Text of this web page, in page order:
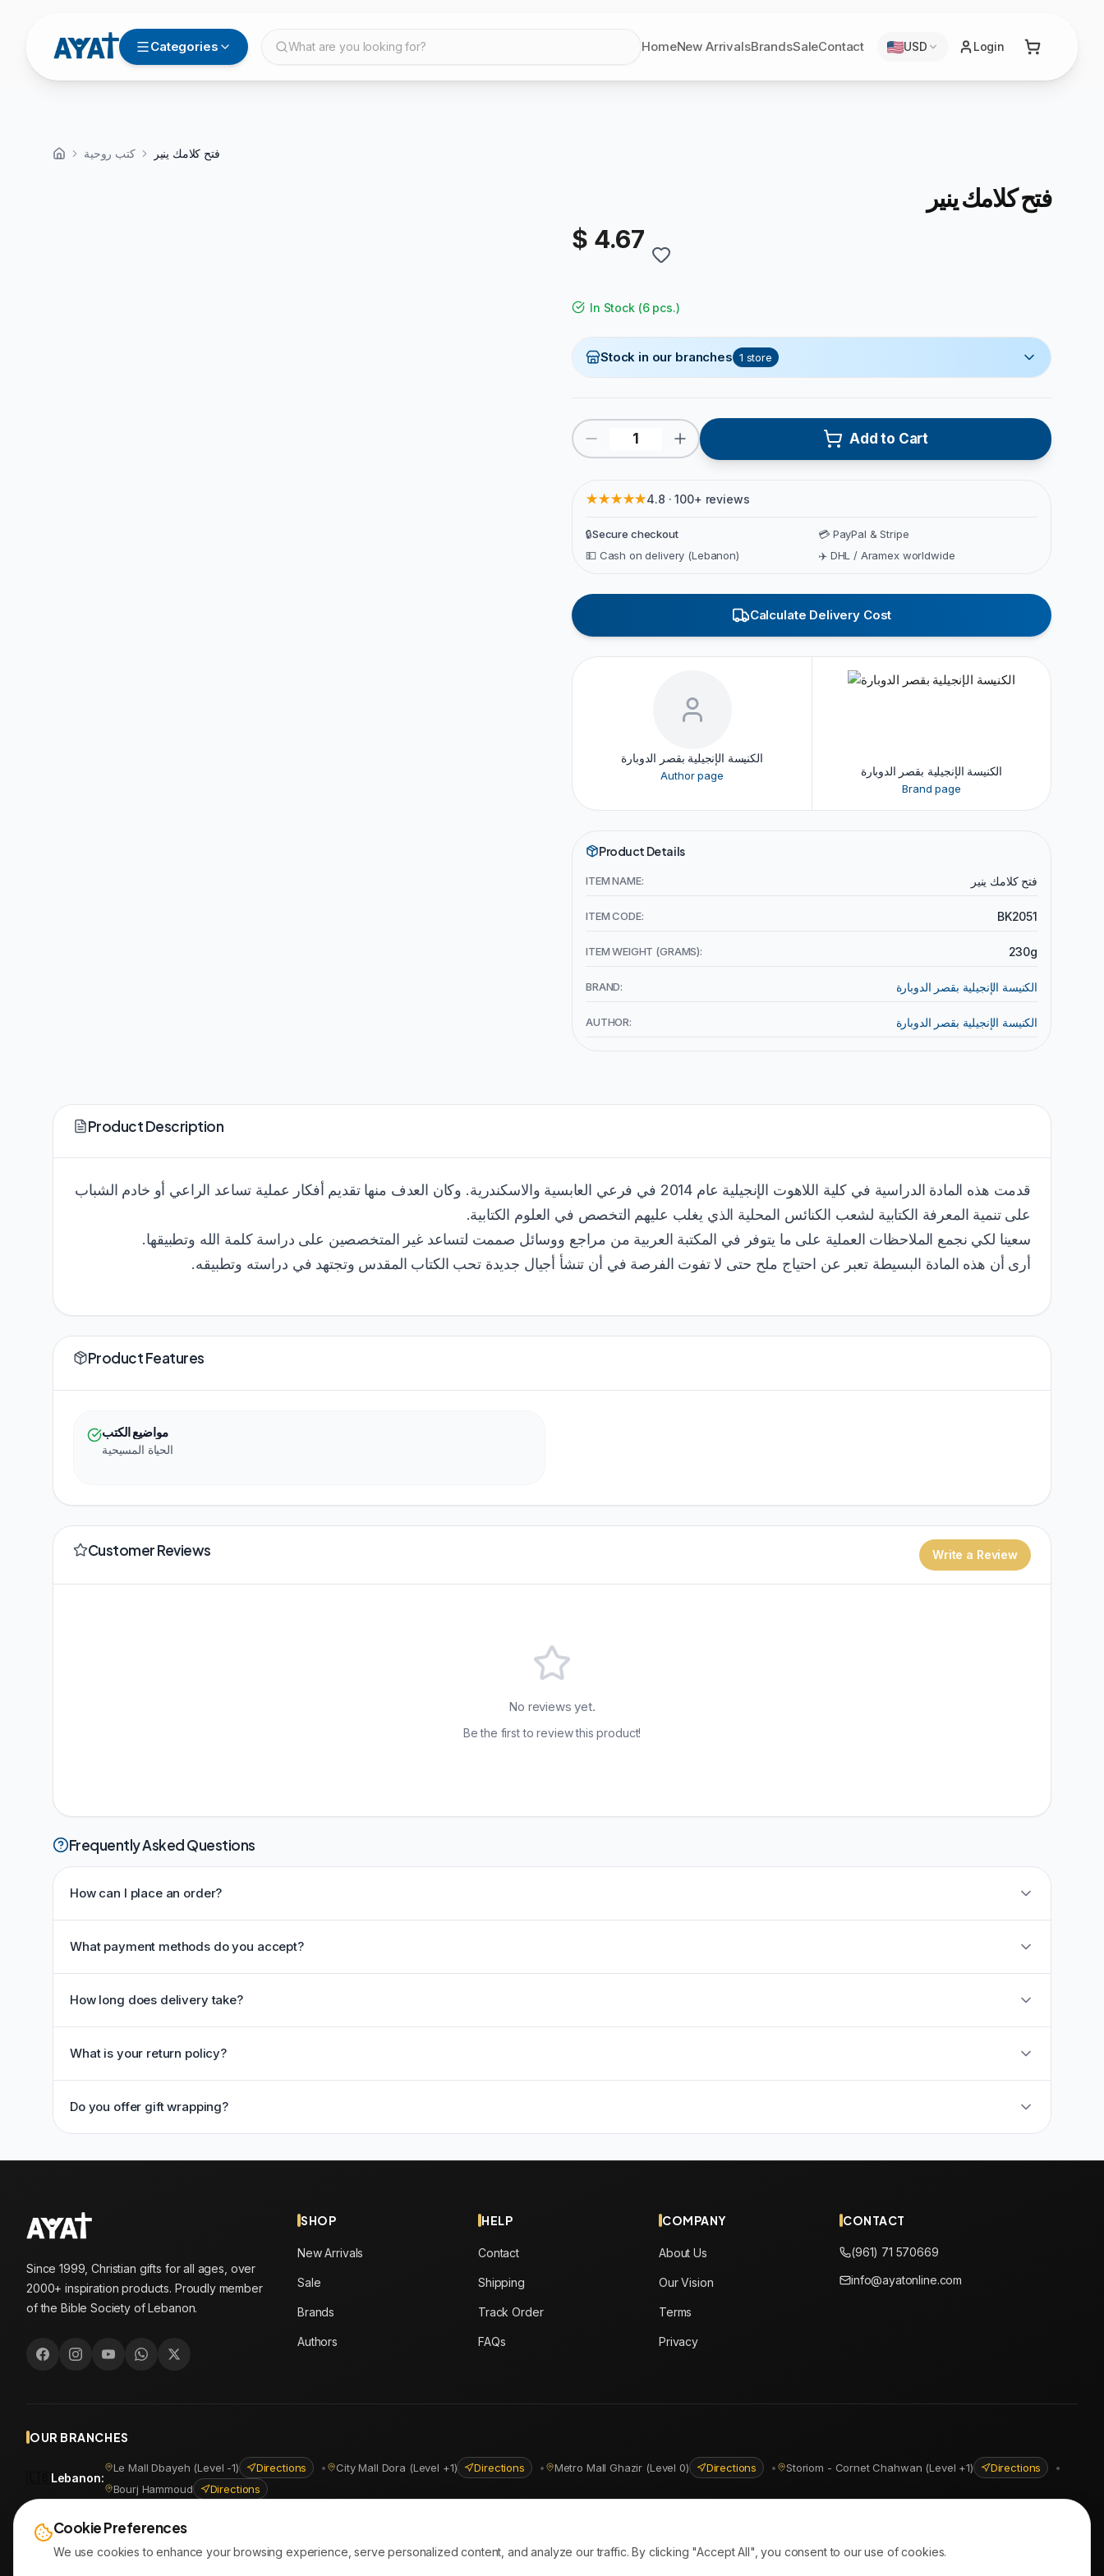
Categories What are you looking for? HomeNew ArrivalsBrandsSaleContact USD Login
كتب روحية فتح كلامك ينير
فتح كلامك ينير
$ 4.67
In Stock(6 pcs.)
Stock in our branches 1 store
Add to Cart
★★★★★4.8 · 100+ reviews
🔒Secure checkout
💳 PayPal & Stripe
💵 Cash on delivery (Lebanon)
✈️ DHL / Aramex worldwide
Calculate Delivery Cost
الكنيسة الإنجيلية بقصر الدوبارة
Author page الكنيسة الإنجيلية بقصر الدوبارة
Brand page
Product Details
ITEM NAME: فتح كلامك ينير
ITEM CODE: BK2051
ITEM WEIGHT (GRAMS): 230g
BRAND: الكنيسة الإنجيلية بقصر الدوبارة
AUTHOR: الكنيسة الإنجيلية بقصر الدوبارة
Product Description
قدمت هذه المادة الدراسية في كلية اللاهوت الإنجيلية عام 2014 في فرعي العابسية والاسكندرية. وكان العدف منها تقديم أفكار عملية تساعد الراعي أو خادم الشباب
على تنمية المعرفة الكتابية لشعب الكنائس المحلية الذي يغلب عليهم التخصص في العلوم الكتابية.
سعينا لكي نجمع الملاحظات العملية على ما يتوفر في المكتبة العربية من مراجع ووسائل صممت لتساعد غير المتخصصين على دراسة كلمة الله وتطبيقها.
أرى أن هذه المادة البسيطة تعبر عن احتياج ملح حتى لا تفوت الفرصة في أن تنشأ أجيال جديدة تحب الكتاب المقدس وتجتهد في دراسته وتطبيقه.
Product Features
مواضيع الكتب
الحياة المسيحية
Customer Reviews Write a Review
No reviews yet.
Be the first to review this product!
Frequently Asked Questions
How can I place an order?
What payment methods do you accept?
How long does delivery take?
What is your return policy?
Do you offer gift wrapping?
Since 1999, Christian gifts for all ages, over
2000+ inspiration products. Proudly member
of the Bible Society of Lebanon.
SHOP
New Arrivals
Sale
Brands
Authors
HELP
Contact
Shipping
Track Order
FAQs
COMPANY
About Us
Our Vision
Terms
Privacy
CONTACT
(961) 71 570669
info@ayatonline.com
OUR BRANCHES
Lebanon:
Le Mall Dbayeh (Level -1) Directions • City Mall Dora (Level +1) Directions • Metro Mall Ghazir (Level 0) Directions • Storiom - Cornet Chahwan (Level +1) Directions
•
Bourj Hammoud
Directions
Cookie Preferences
We use cookies to enhance your browsing experience, serve personalized content, and analyze our traffic. By clicking "Accept All", you consent to our use of cookies.